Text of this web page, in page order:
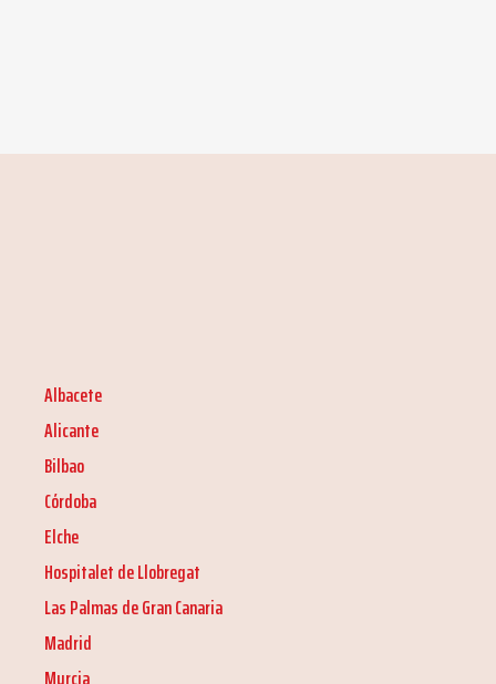
Albacete
Alicante
Bilbao
Córdoba
Elche
Hospitalet de Llobregat
Las Palmas de Gran Canaria
Madrid